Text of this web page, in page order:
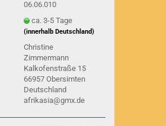
06.06.010
ca. 3-5 Tage
(innerhalb Deutschland)
Christine
Zimmermann
Kalkofenstraße 15
66957 Obersimten
Deutschland
afrikasia@gmx.de